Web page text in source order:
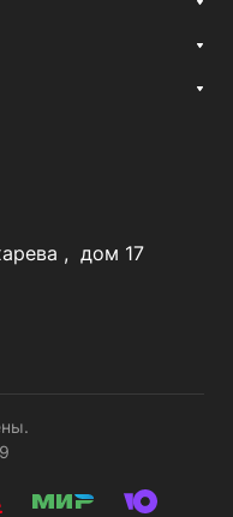
, дом 17